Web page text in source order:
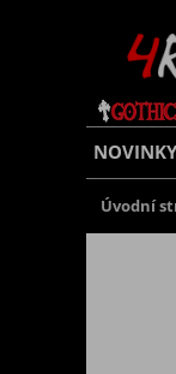
NOVINKY
Úvodní